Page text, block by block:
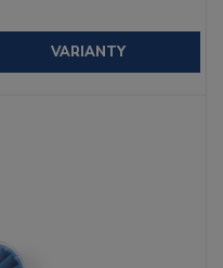
VARIANTY